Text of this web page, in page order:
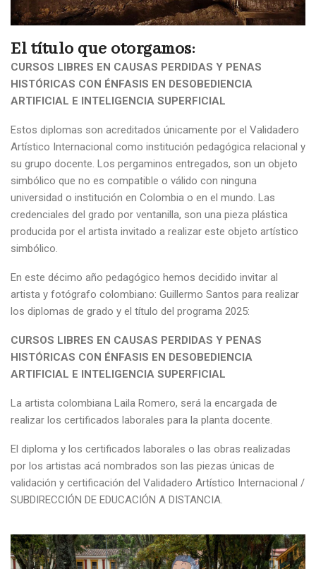
El título que otorgamos:
CURSOS LIBRES EN CAUSAS PERDIDAS Y PENAS
HISTÓRICAS CON ÉNFASIS EN DESOBEDIENCIA
ARTIFICIAL E INTELIGENCIA SUPERFICIAL
Estos diplomas son acreditados únicamente por el Validadero
Artístico Internacional como institución pedagógica relacional y
su grupo docente. Los pergaminos entregados, son un objeto
simbólico que no es compatible o válido con ninguna
universidad o institución en Colombia o en el mundo. Las
credenciales del grado por ventanilla, son una pieza plástica
producida por el artista invitado a realizar este objeto artístico
simbólico.
En este décimo año pedagógico hemos decidido invitar al
artista y fotógrafo colombiano: Guillermo Santos para realizar
los diplomas de grado y el título del programa 2025:
CURSOS LIBRES EN CAUSAS PERDIDAS Y PENAS
HISTÓRICAS CON ÉNFASIS EN DESOBEDIENCIA
ARTIFICIAL E INTELIGENCIA SUPERFICIAL
La artista colombiana Laila Romero, será la encargada de
realizar los certificados laborales para la planta docente.
El diploma y los certificados laborales o las obras realizadas
por los artistas acá nombrados son las piezas únicas de
validación y certificación del Validadero Artístico Internacional /
SUBDIRECCIÓN DE EDUCACIÓN A DISTANCIA.